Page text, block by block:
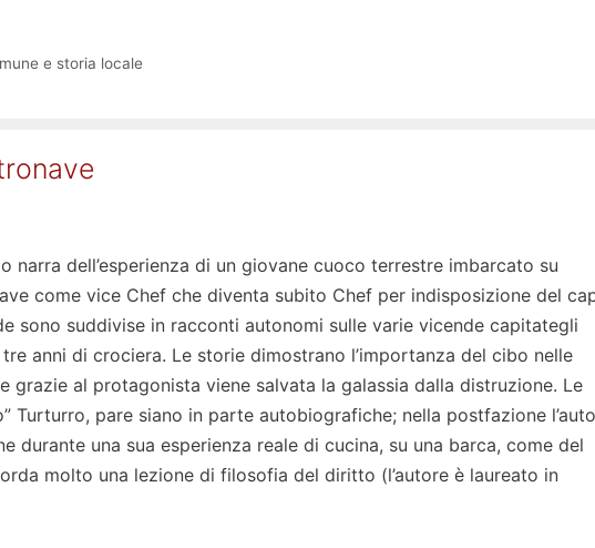
e storia locale
narra dell’esperienza di un giovane cuoco terrestre imbarcato su
come vice Chef che diventa subito Chef per indisposizione del
sono suddivise in racconti autonomi sulle varie vicende capitategli
anni di crociera. Le storie dimostrano l’importanza del cibo nelle
grazie al protagonista viene salvata la galassia dalla distruzione. Le
Turturro, pare siano in parte autobiografiche; nella postfazione
durante una sua esperienza reale di cucina, su una barca, come del
molto una lezione di filosofia del diritto (l’autore è laureato in